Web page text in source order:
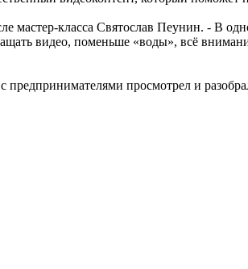
класса Святослав Пеунин. - В
видео, поменьше «воды», всё
просмотрел и